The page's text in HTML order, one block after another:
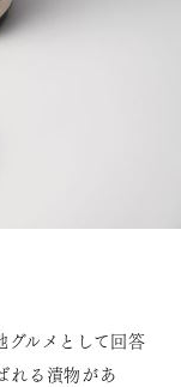
ルメとして回答
れる漬物があ